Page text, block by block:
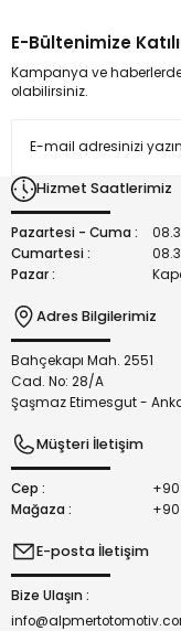
kullanarak tarafımıza
Görüş ve önerileriniz
Ürün
Bu ürüne benzer
E-Bültenimize
Kampanya ve
olabilirsiniz.
Hizmet Saatlerimiz
Pazartesi - Cuma :
Cumartesi :
Pazar :
Adres Bilgilerimiz
Bahçekapı Mah. 2551
Cad. No: 28/A
Şaşmaz Etimesgut -
Müşteri İletişim
Cep :
Mağaza :
+90
E-posta İletişim
Bize Ulaşın :